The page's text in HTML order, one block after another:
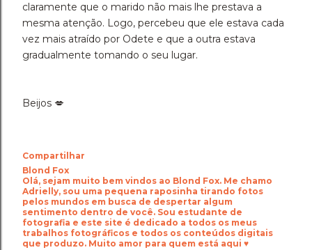
claramente que o marido não mais lhe prestava a
mesma atenção. Logo, percebeu que ele estava cada
vez mais atraído por Odete e que a outra estava
gradualmente tomando o seu lugar.
Beijos 💋
Compartilhar
Blond Fox
Olá, sejam muito bem vindos ao Blond Fox. Me chamo
Adrielly, sou uma pequena raposinha tirando fotos
pelos mundos em busca de despertar algum
sentimento dentro de você. Sou estudante de
fotografia e este site é dedicado a todos os meus
trabalhos fotográficos e todos os conteúdos digitais
que produzo. Muito amor para quem está aqui ♥